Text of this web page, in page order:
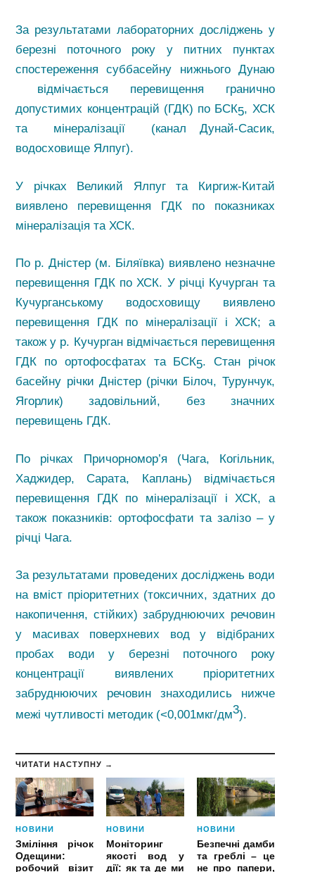
За результатами лабораторних досліджень у
березні поточного року у питних пунктах
спостереження суббасейну нижнього Дунаю
відмічається перевищення гранично
допустимих концентрацій (ГДК) по БСК5, ХСК
та мінералізації (канал Дунай-Сасик,
водосховище Ялпуг).
У річках Великий Ялпуг та Киргиж-Китай
виявлено перевищення ГДК по показниках
мінералізація та ХСК.
По р. Дністер (м. Біляївка) виявлено незначне
перевищення ГДК по ХСК. У річці Кучурган та
Кучурганському водосховищу виявлено
перевищення ГДК по мінералізації і ХСК; а
також у р. Кучурган відмічається перевищення
ГДК по ортофосфатах та БСК5. Стан річок
басейну річки Дністер (річки Білоч, Турунчук,
Ягорлик) задовільний, без значних
перевищень ГДК.
По річках Причорномор’я (Чага, Когільник,
Хаджидер, Сарата, Каплань) відмічається
перевищення ГДК по мінералізації і ХСК, а
також показників: ортофосфати та залізо – у
річці Чага.
За результатами проведених досліджень води
на вміст пріоритетних (токсичних, здатних до
накопичення, стійких) забруднюючих речовин
у масивах поверхневих вод у відібраних
пробах води у березні поточного року
концентрації виявлених пріоритетних
забруднюючих речовин знаходились нижче
межі чутливості методик (<0,001мкг/дм3).
ЧИТАТИ НАСТУПНУ →
НОВИНИ
Зміління річок
Одещини:
робочий візит
НОВИНИ
Моніторинг
якості вод у
дії: як та де ми
НОВИНИ
Безпечні дамби
та греблі – це
не про папери,